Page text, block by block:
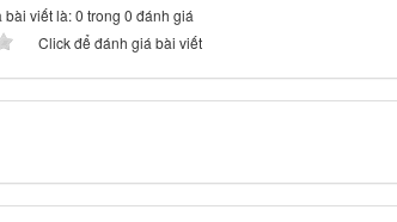
bài viết là: 0 trong 0 đánh giá
Click để đánh giá bài viết